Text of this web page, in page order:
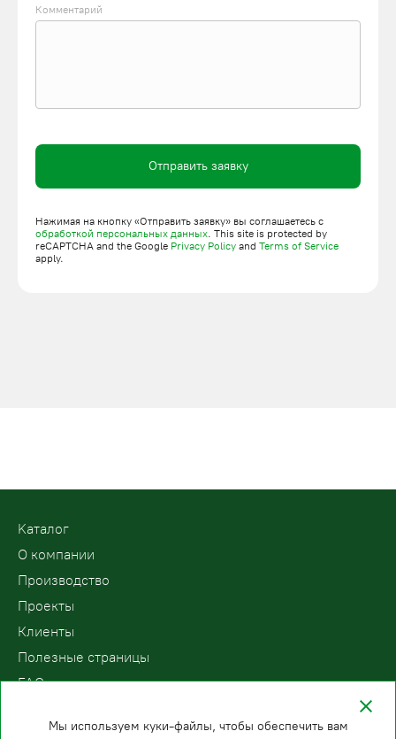
Комментарий
Отправить заявку
Нажимая на кнопку «Отправить заявку» вы соглашаетесь с
обработкой персональных данных. This site is protected by
reCAPTCHA and the Google Privacy Policy and Terms of Service
apply.
Kаталог
О компании
Производство
Проекты
Клиенты
Полезные страницы
FAQ
Мы используем куки-файлы, чтобы обеспечить вам